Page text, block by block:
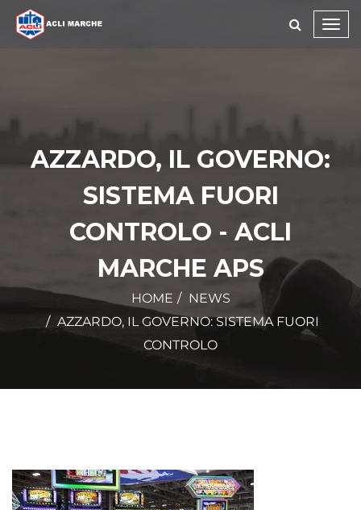
AZZARDO, IL GOVERNO:
SISTEMA FUORI
CONTROLO - ACLI
MARCHE APS
HOME
NEWS
AZZARDO, IL GOVERNO: SISTEMA FUORI
CONTROLO